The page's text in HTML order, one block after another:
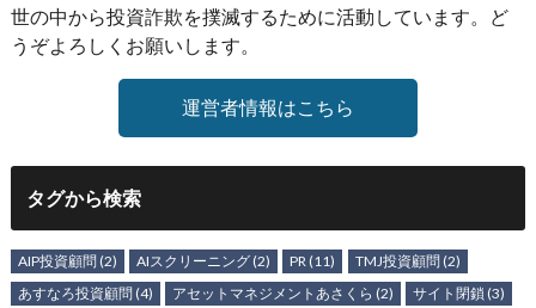
世の中から投資詐欺を撲滅するために活動しています。ど
うぞよろしくお願いします。
運営者情報はこちら
タグから検索
AIP投資顧問 (2) AIスクリーニング (2) PR (11) TMJ投資顧問 (2)
あすなろ投資顧問 (4) アセットマネジメントあさくら (2) サイト閉鎖 (3)